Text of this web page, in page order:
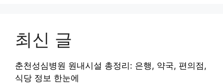
최신 글
춘천성심병원 원내시설 총정리: 은행, 약국, 편의점,
식당 정보 한눈에